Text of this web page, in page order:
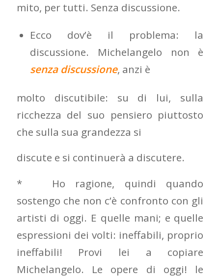
mito, per tutti. Senza discussione.
Ecco dov’è il problema: la
discussione. Michelangelo non è
senza discussione, anzi è
molto discutibile: su di lui, sulla
ricchezza del suo pensiero piuttosto
che sulla sua grandezza si
discute e si continuerà a discutere.
* Ho ragione, quindi quando
sostengo che non c’è confronto con gli
artisti di oggi. E quelle mani; e quelle
espressioni dei volti: ineffabili, proprio
ineffabili! Provi lei a copiare
Michelangelo. Le opere di oggi! le